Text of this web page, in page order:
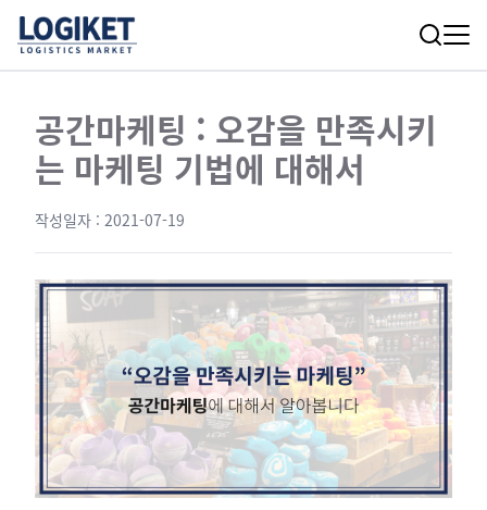
공간마케팅 : 오감을 만족시키
는 마케팅 기법에 대해서
작성일자 : 2021-07-19